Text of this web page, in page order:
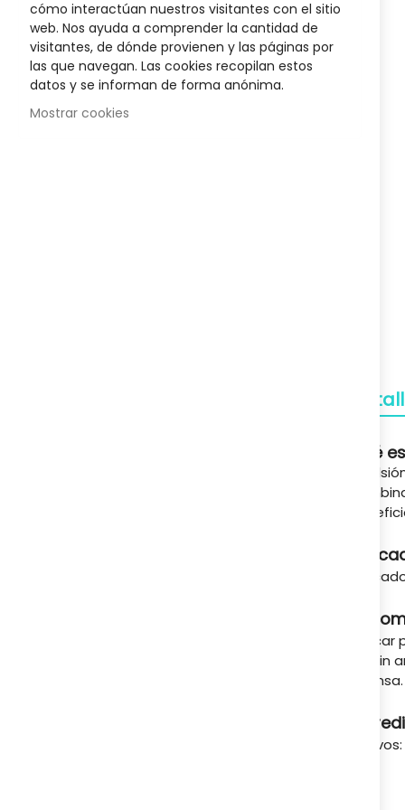
Qué
30min
intensa.
Ml
Biotyne Innovative Rueber
34,27 €
Posible descuento 3,00 €
48,95 €
Champú
cómo interactúan nuestros visitantes con el sitio
web. Nos ayuda a comprender la cantidad de
visitantes, de dónde provienen y las páginas por
las que navegan. Las cookies recopilan estos
datos y se informan de forma anónima.
Mostrar cookies